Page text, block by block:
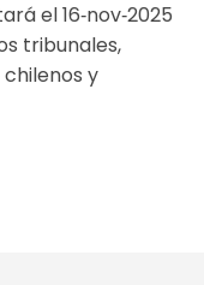
el 16‑nov‑2025
tribunales,
y